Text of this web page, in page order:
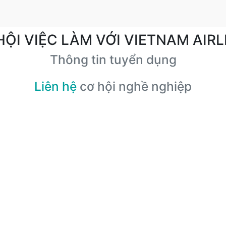
VIỆC LÀM VỚI VIETNAM
Thông tin tuyển dụng
Liên hệ cơ hội nghề nghiệp